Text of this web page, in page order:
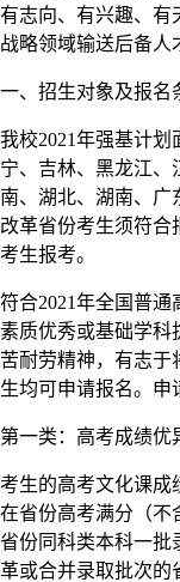
有志向、有兴趣、有
战略领域输送后备人
一、招生对象及报名
我校2021年强基计
宁、吉林、黑龙江、
南、湖北、湖南、广
改革省份考生须符合
考生报考。
符合2021年全国普
素质优秀或基础学科
苦耐劳精神，有志于
生均可申请报名。申
第一类：高考成绩优
考生的高考文化课成
在省份高考满分（不
省份同科类本科一批
革或合并录取批次的